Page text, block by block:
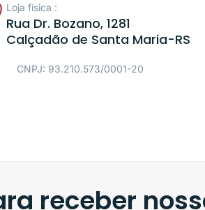
Loja física :
Rua Dr. Bozano, 1281
Calçadão de Santa Maria-RS
CNPJ: 93.210.573/0001-20
receber